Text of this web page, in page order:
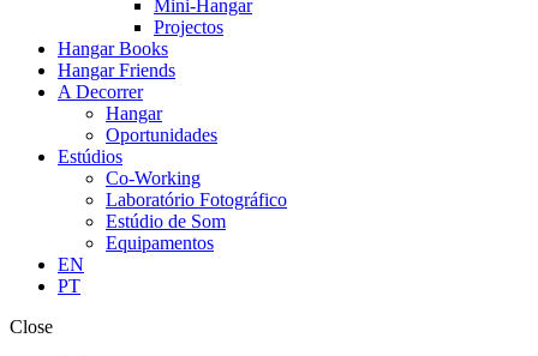
Mini-Hangar
Projectos
Hangar Books
Hangar Friends
A Decorrer
Hangar
Oportunidades
Estúdios
Co-Working
Laboratório Fotográfico
Estúdio de Som
Equipamentos
EN
PT
Close